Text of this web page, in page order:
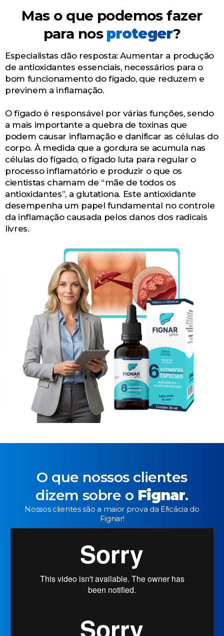
Mas o que podemos fazer
para nos proteger?
Especialistas dão resposta: Aumentar a produção
de antioxidantes essenciais, necessários para o
bom funcionamento do fígado, que reduzem e
previnem a inflamação.
O fígado é responsável por várias funções, sendo
a mais importante a quebra de toxinas que
podem causar inflamação e danificar as células do
corpo. À medida que a gordura se acumula nas
células do fígado, o fígado luta para regular o
processo inflamatório e produzir o que os
cientistas chamam de “mãe de todos os
antioxidantes”, a glutationa. Este antioxidante
desempenha um papel fundamental no controle
da inflamação causada pelos danos dos radicais
livres.
O que nossos clientes
dizem sobre o Fignar.
Nossos clientes são a maior prova da Eficácia do
Fignar!​